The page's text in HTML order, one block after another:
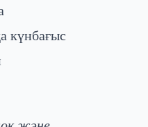
күнбағыс